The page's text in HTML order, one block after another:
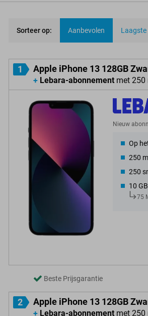
Sorteer op: Aanbevolen
1 Apple iPhone 13 128GB
+ Lebara-abonnement met 250
Nieuw
Op
250
250
10
75
Beste Prijsgarantie
2 Apple iPhone 13 128GB
+ Lebara-abonnement met 250